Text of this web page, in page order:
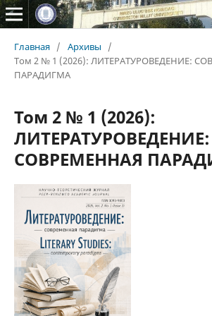
Главная / Архивы
/
Том 2 № 1 (2026): ЛИТЕРАТУРОВЕДЕНИЕ:
ПАРАДИГМА
Том 2 № 1 (2026):
ЛИТЕРАТУРОВЕДЕНИЕ:
СОВРЕМЕННАЯ